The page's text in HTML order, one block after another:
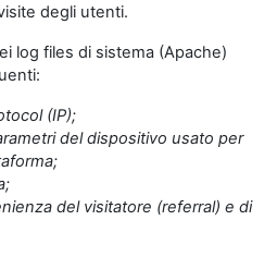
degli utenti.
log files di sistema (Apache)
(IP);
del dispositivo usato per
del visitatore (referral) e di